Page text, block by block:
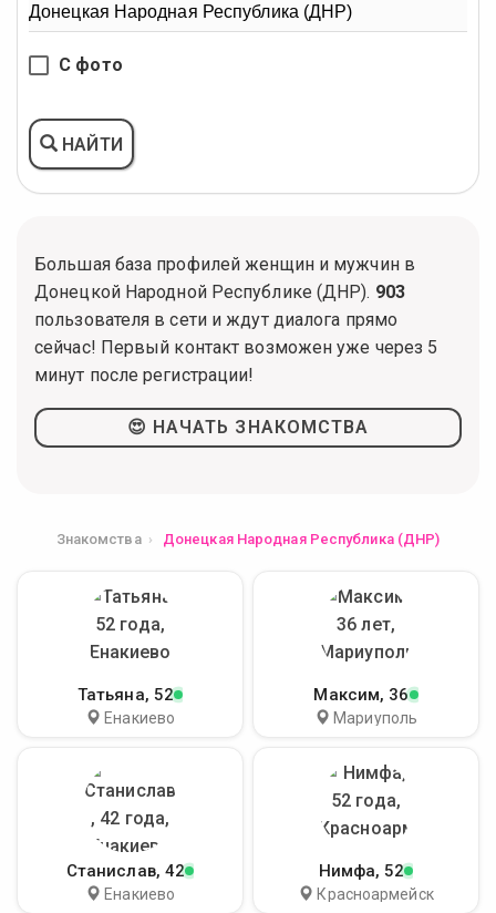
С фото
НАЙТИ
Большая база профилей женщин и мужчин в
Донецкой Народной Республике (ДНР). 903
пользователя в сети и ждут диалога прямо
сейчас! Первый контакт возможен уже через 5
минут после регистрации!
😍 НАЧАТЬ ЗНАКОМСТВА
Знакомства Донецкая Народная Республика (ДНР)
Татьяна, 52
Енакиево
Максим, 36
Мариуполь
Станислав, 42
Енакиево
Нимфа, 52
Красноармейск